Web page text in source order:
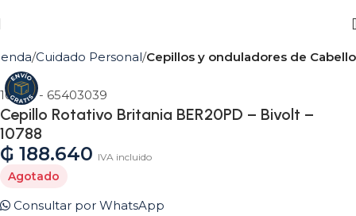
Cuidado Personal Cepillos y onduladores de Cabello
AGOTADO
10788 - 65403039
Cepillo Rotativo Britania BER20PD – Bivolt –
10788
₲ 188.640 IVA incluido
Agotado
Consultar por WhatsApp